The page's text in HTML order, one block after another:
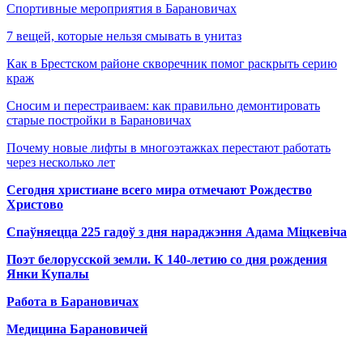
Спортивные мероприятия в Барановичах
7 вещей, которые нельзя смывать в унитаз
Как в Брестском районе скворечник помог раскрыть серию
краж
Сносим и перестраиваем: как правильно демонтировать
старые постройки в Барановичах
Почему новые лифты в многоэтажках перестают работать
через несколько лет
Сегодня христиане всего мира отмечают Рождество
Христово
Спаўняецца 225 гадоў з дня нараджэння Адама Міцкевіча
Поэт белорусской земли. К 140-летию со дня рождения
Янки Купалы
Работа в Барановичах
Медицина Барановичей